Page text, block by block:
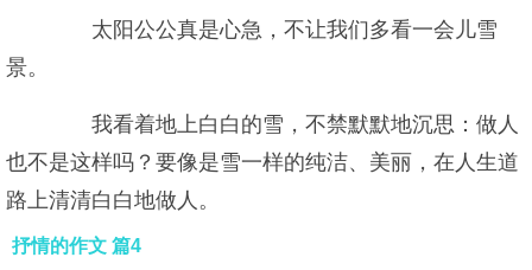
太阳公公真是心急，不让我们多看一会儿雪
景。
我看着地上白白的雪，不禁默默地沉思：做人
也不是这样吗？要像是雪一样的纯洁、美丽，在人生道
路上清清白白地做人。
抒情的作文 篇4